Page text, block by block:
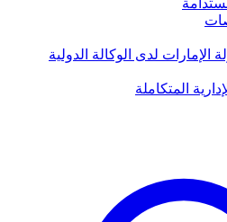
الإمارات لدى الوكالة الدولية
المتكاملة